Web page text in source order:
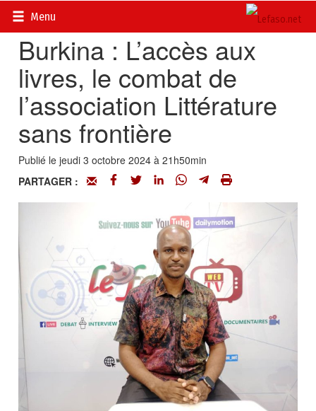
Menu
Accueil>
Burkina : L’accès aux
livres, le combat de
l’association Littérature
sans frontière
Publié le jeudi 3 octobre 2024 à 21h50min
PARTAGER :